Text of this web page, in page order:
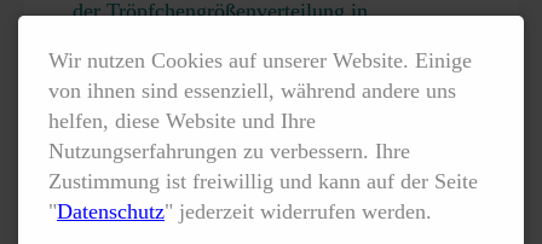
der Tröpfchengrößenverteilung in
EOR-Fallstudien unter Nutzung der
analytischen Zentrifuge LUMiSizer und des
Separationsanalysators LUMiReader PSA
werden im Webinar vorgestellt. Für die
Bestimmung der Wassertröpfchenverteilung
Wir nutzen Cookies auf unserer Website. Einige
von ihnen sind essenziell, während andere uns
helfen, diese Website und Ihre
Nutzungserfahrungen zu verbessern. Ihre
Zustimmung ist freiwillig und kann auf der Seite
"Datenschutz" jederzeit widerrufen werden.